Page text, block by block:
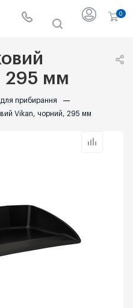
0
295 мм
для прибирання —
Vikan, чорний, 295 мм